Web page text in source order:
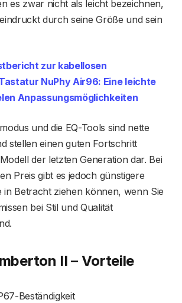
es zwar nicht als leicht bezeichnen,
durch seine Größe und sein
zur kabellosen
NuPhy Air96: Eine leichte
Anpassungsmöglichkeiten
und die EQ-Tools sind nette
stellen einen guten Fortschritt
der letzten Generation dar. Bei
Preis gibt es jedoch günstigere
in Betracht ziehen können, wenn Sie
bei Stil und Qualität
II – Vorteile
Beständigkeit